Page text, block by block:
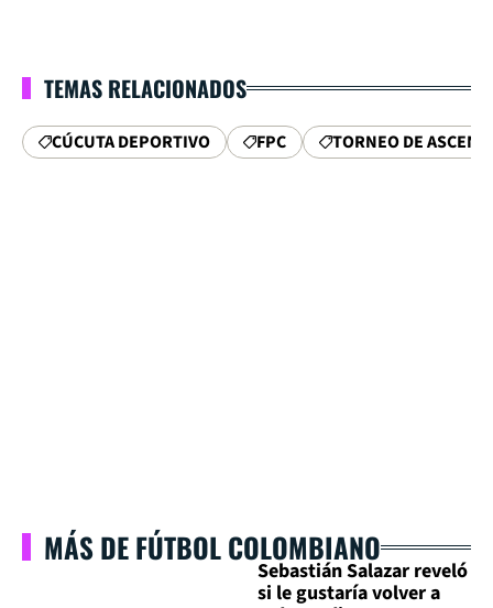
TEMAS RELACIONADOS
CÚCUTA DEPORTIVO FPC TORNEO DE
MÁS DE FÚTBOL COLOMBIANO
Sebastián Salazar reveló
si le gustaría volver a